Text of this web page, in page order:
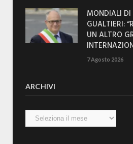
MONDIALI
GUALTIERI:
UN ALTRO
7 Agosto 2026
ARCHIVI
Archivi